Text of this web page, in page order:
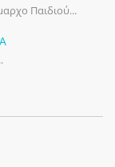
Παιδιού...